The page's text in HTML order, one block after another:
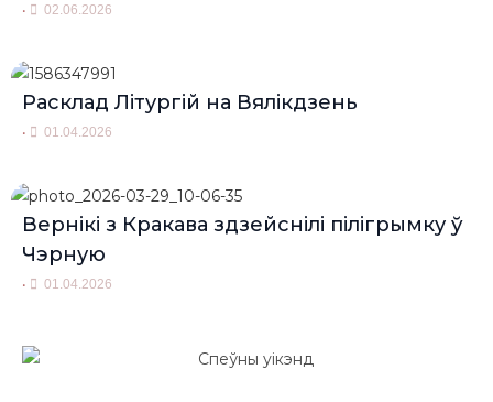
• 02.06.2026
Расклад Літургій на Вялікдзень
• 01.04.2026
Вернікі з Кракава здзейснілі пілігрымку ў
Чэрную
• 01.04.2026